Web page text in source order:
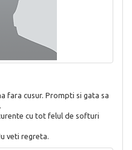
fara cusur. Prompti si gata sa
cu tot felul de softuri
veti regreta.